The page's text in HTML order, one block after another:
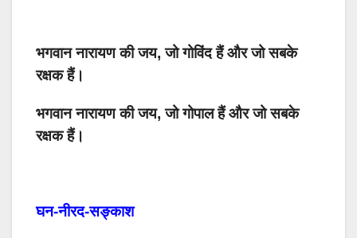
भगवान नारायण की जय, जो गोविंद हैं और जो सबके
रक्षक हैं।
भगवान नारायण की जय, जो गोपाल हैं और जो सबके
रक्षक हैं।
घन-नीरद-सङ्काश